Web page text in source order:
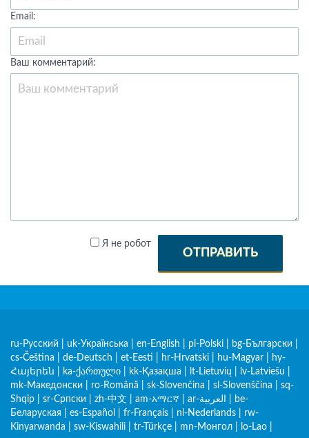
Email:
Ваш комментарий:
Я не робот
ОТПРАВИТЬ
ru-Русский uk-Українська en-English pl-Polski bg-Български
cs-Čeština
de-Deutsch et-Eesti hr-Hrvatski hu-Magyar
hy-
Հայերեն
ka-ქართული kk-Қазақша lt-Lietuvių lv-Latviešu
mk-Македонски
ro-Română sk-Slovenčina sl-Slovenščina
sq-
Shqip
sr-Српски zh-中文 am-አማርኛ ar-العربية
be-
Беларуская
es-Español fr-Français nl-Nederlands
rw-
Kinyarwanda
sw-Kiswahili tr-Türkçe mn-Монгол lo-Lao